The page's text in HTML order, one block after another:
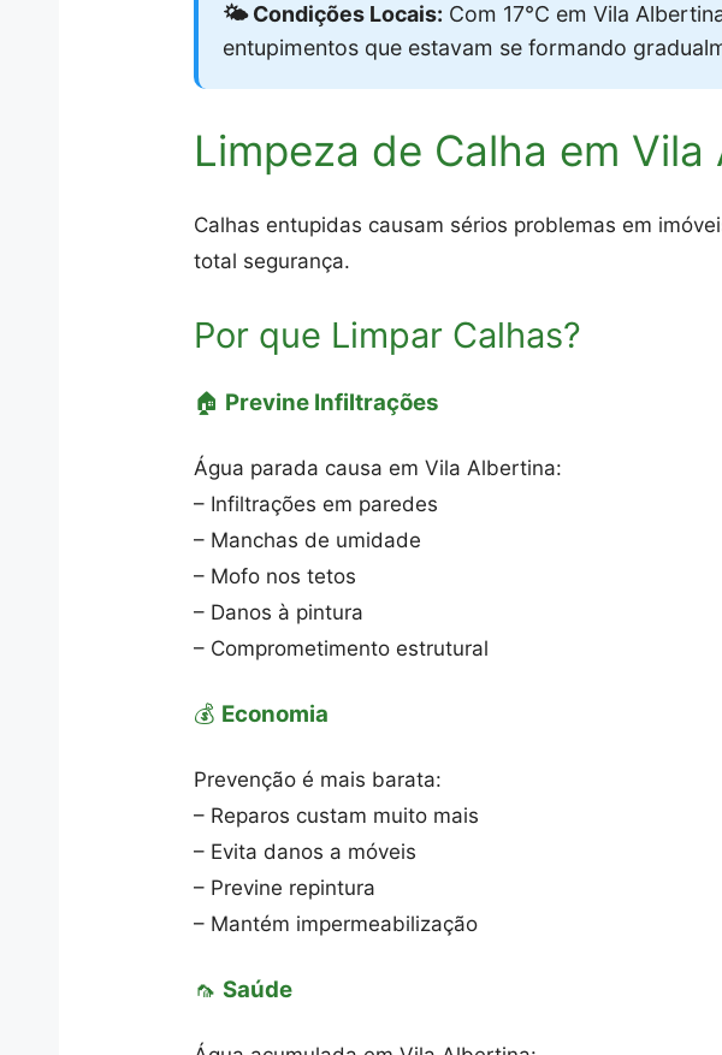
🌤️ Condições Locais: Com 17°C em Vila
entupimentos que estavam se formando
Limpeza de Calha em Vila
Calhas entupidas causam sérios problemas em
total segurança.
Por que Limpar Calhas?
🏠 Previne Infiltrações
Água parada causa em Vila Albertina:
– Infiltrações em paredes
– Manchas de umidade
– Mofo nos tetos
– Danos à pintura
– Comprometimento estrutural
💰 Economia
Prevenção é mais barata:
– Reparos custam muito mais
– Evita danos a móveis
– Previne repintura
– Mantém impermeabilização
🦟 Saúde